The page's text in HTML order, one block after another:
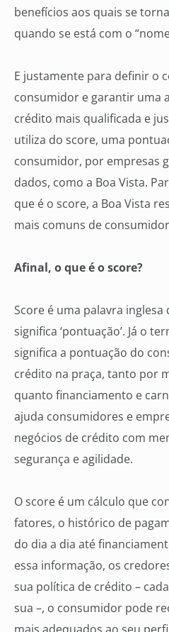
benefícios aos quais se
quando se está com o
E justamente para definir o
consumidor e garantir uma
crédito mais qualificada e
utiliza do score, uma
consumidor, por empresas
dados, como a Boa Vista.
que é o score, a Boa Vista
mais comuns de
Afinal, o que é o score?
Score é uma palavra
significa ‘pontuação’. Já o
significa a pontuação do
crédito na praça, tanto por
quanto financiamento e
ajuda consumidores e
negócios de crédito com
segurança e agilidade.
O score é um cálculo que
fatores, o histórico de
do dia a dia até
essa informação, os
sua política de crédito –
sua –, o consumidor pode
mais adequados ao seu